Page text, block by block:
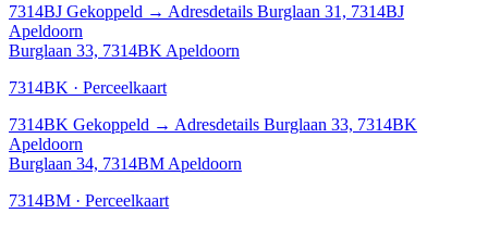
7314BJ Gekoppeld → Adresdetails Burglaan 31, 7314BJ
Apeldoorn
Burglaan 33, 7314BK Apeldoorn
7314BK · Perceelkaart
7314BK Gekoppeld → Adresdetails Burglaan 33, 7314BK
Apeldoorn
Burglaan 34, 7314BM Apeldoorn
7314BM · Perceelkaart